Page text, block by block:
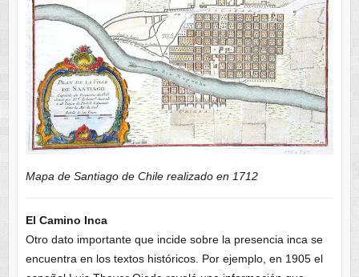
Mapa de Santiago de Chile realizado en 1712
El Camino Inca
Otro dato importante que incide sobre la presencia inca se
encuentra en los textos históricos. Por ejemplo, en 1905 el